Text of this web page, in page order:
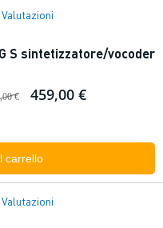
Valutazioni
S sintetizzatore/vocoder
€ 459,00 €
carrello